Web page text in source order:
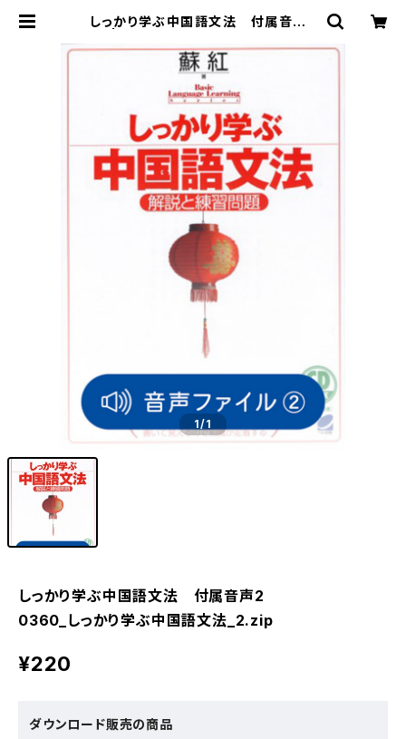
しっかり学ぶ中国語文法 付属音声2
1/1
しっかり学ぶ中国語文法 付属音声2
0360_しっかり学ぶ中国語文法_2.zip
¥220
ダウンロード販売の商品